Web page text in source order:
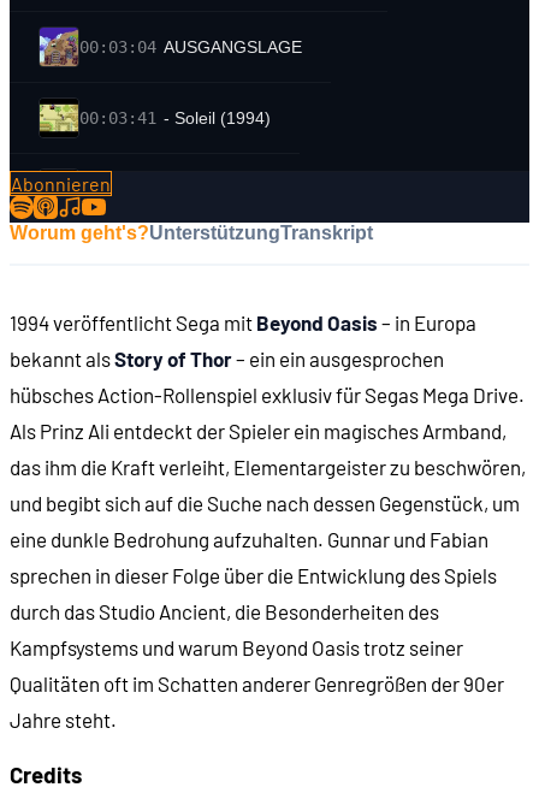
00:03:04 AUSGANGSLAGE
00:03:41 - Soleil (1994)
00:04:19
00:06:41 - US-Titel: "Beyond Oasis"
00:07:50 - Was macht man in Story of Thor?
00:09:16 ENTSTEHUNGSGESCHICHTE
00:09:55 - Actraiser 2 (1993)
00:11:02 - Yuzo und Ayano Koshiro
00:14:06 - Sonic fürs Master System
Abonnieren
Worum geht's?UnterstützungTranskript
1994 veröffentlicht Sega mit Beyond Oasis – in Europa
bekannt alsStory of Thor– ein ein ausgesprochen
hübsches Action-Rollenspiel exklusiv für Segas Mega Drive.
Als Prinz Ali entdeckt der Spieler ein magisches Armband,
das ihm die Kraft verleiht, Elementargeister zu beschwören,
und begibt sich auf die Suche nach dessen Gegenstück, um
eine dunkle Bedrohung aufzuhalten. Gunnar und Fabian
sprechen in dieser Folge über die Entwicklung des Spiels
durch das Studio Ancient, die Besonderheiten des
Kampfsystems und warum Beyond Oasis trotz seiner
Qualitäten oft im Schatten anderer Genregrößen der 90er
Jahre steht.
Credits